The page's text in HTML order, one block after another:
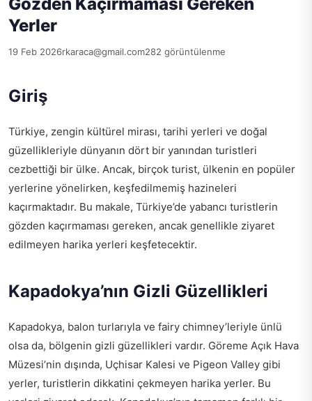
Gözden Kaçırmaması Gereken
Yerler
19 Feb 2026rkaraca@gmail.com282 görüntülenme
Giriş
Türkiye, zengin kültürel mirası, tarihi yerleri ve doğal
güzellikleriyle dünyanın dört bir yanından turistleri
cezbettiği bir ülke. Ancak, birçok turist, ülkenin en popüler
yerlerine yönelirken, keşfedilmemiş hazineleri
kaçırmaktadır. Bu makale, Türkiye’de yabancı turistlerin
gözden kaçırmaması gereken, ancak genellikle ziyaret
edilmeyen harika yerleri keşfetecektir.
Kapadokya’nın Gizli Güzellikleri
Kapadokya, balon turlarıyla ve fairy chimney’leriyle ünlü
olsa da, bölgenin gizli güzellikleri vardır. Göreme Açık Hava
Müzesi’nin dışında, Uçhisar Kalesi ve Pigeon Valley gibi
yerler, turistlerin dikkatini çekmeyen harika yerler. Bu